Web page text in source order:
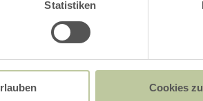
Statistiken
Cookies